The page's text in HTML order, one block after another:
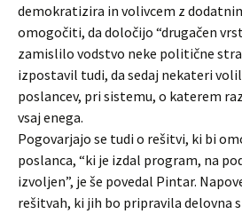
demokratizira in volivcem z
omogočiti, da določijo “drugačen
zamislilo vodstvo neke politične
izpostavil tudi, da sedaj nekateri
poslancev, pri sistemu, o katerem
vsaj enega.
Pogovarjajo se tudi o rešitvi, ki bi
poslanca, “ki je izdal program, na
izvoljen”, je še povedal Pintar.
rešitvah, ki jih bo pripravila delovna